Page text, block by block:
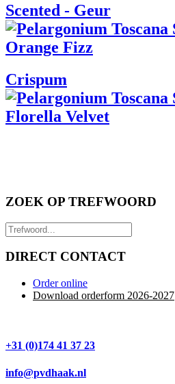
Scented - Geur
Crispum
ZOEK OP TREFWOORD
DIRECT CONTACT
Order online
Download orderform 2026-2027
+31 (0)174 41 37 23
info@pvdhaak.nl